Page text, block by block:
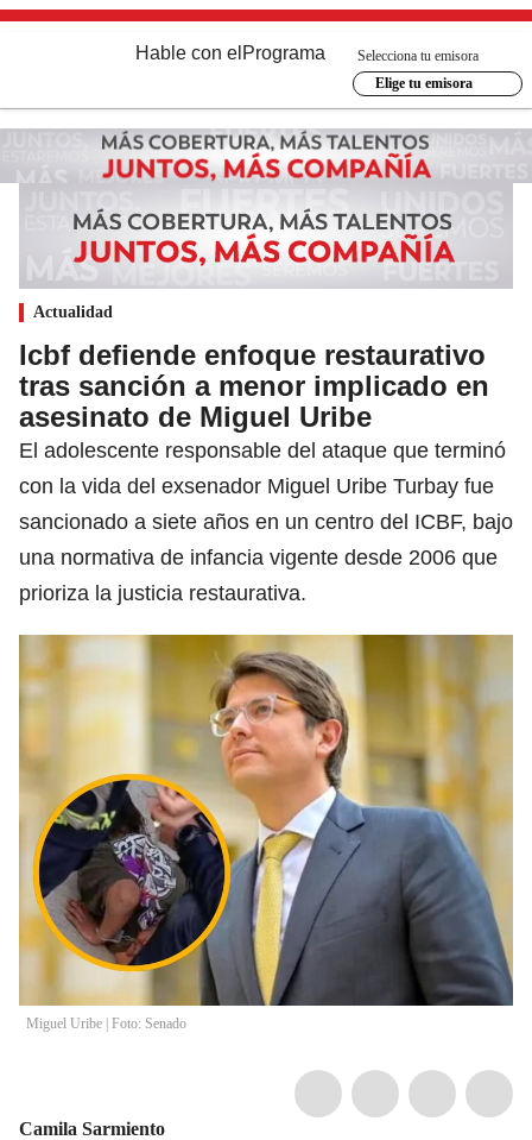
Hable con el Programa
Selecciona tu emisora
Elige tu emisora
Actualidad
Icbf defiende enfoque restaurativo
tras sanción a menor implicado en
asesinato de Miguel Uribe
El adolescente responsable del ataque que terminó
con la vida del exsenador Miguel Uribe Turbay fue
sancionado a siete años en un centro del ICBF, bajo
una normativa de infancia vigente desde 2006 que
prioriza la justicia restaurativa.
Miguel Uribe | Foto: Senado
Camila Sarmiento